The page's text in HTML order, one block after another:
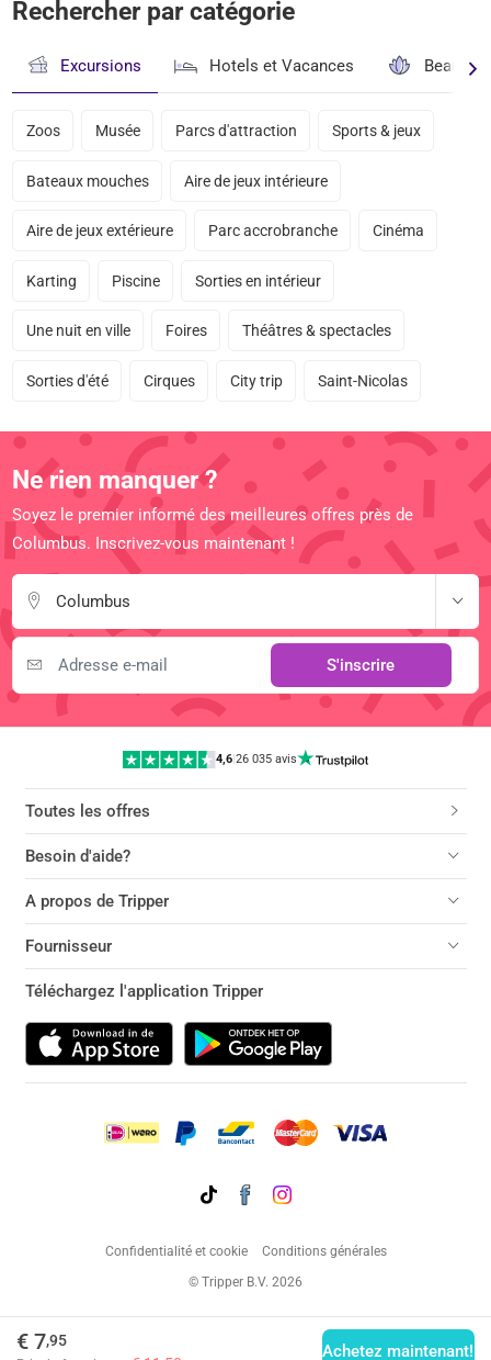
€ 7,95
Achetez maintenant!
Rechercher par catégorie
Excursions Hotels et Vacances Beauté
Zoos Musée Parcs d'attraction Sports & jeux
Bateaux mouches Aire de jeux intérieure
Aire de jeux extérieure Parc accrobranche Cinéma
Karting Piscine Sorties en intérieur
Une nuit en ville Foires Théâtres & spectacles
Sorties d'été Cirques City trip Saint-Nicolas
Ne rien manquer ?
Soyez le premier informé des meilleures offres près de
Columbus. Inscrivez-vous maintenant !
Columbus
S'inscrire
4,6|26 035 avis
Toutes les offres
Besoin d'aide?
A propos de Tripper
Fournisseur
Téléchargez l'application Tripper
Confidentialité et cookie
Conditions générales
© Tripper B.V. 2026